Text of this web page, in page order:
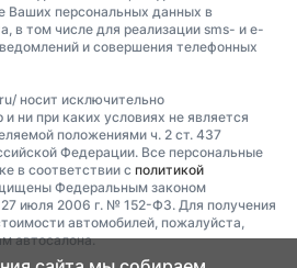
Ваших персональных данных в
в том числе для реализации sms- и e-
и совершения телефонных
носит исключительно
ни при каких условиях не является
положениями ч. 2 ст. 437
Федерации. Все персональные
в соответствии с политикой
Федеральным законом
июля 2006 г. № 152-ФЗ. Для получения
автомобилей, пожалуйста,
автосалона.